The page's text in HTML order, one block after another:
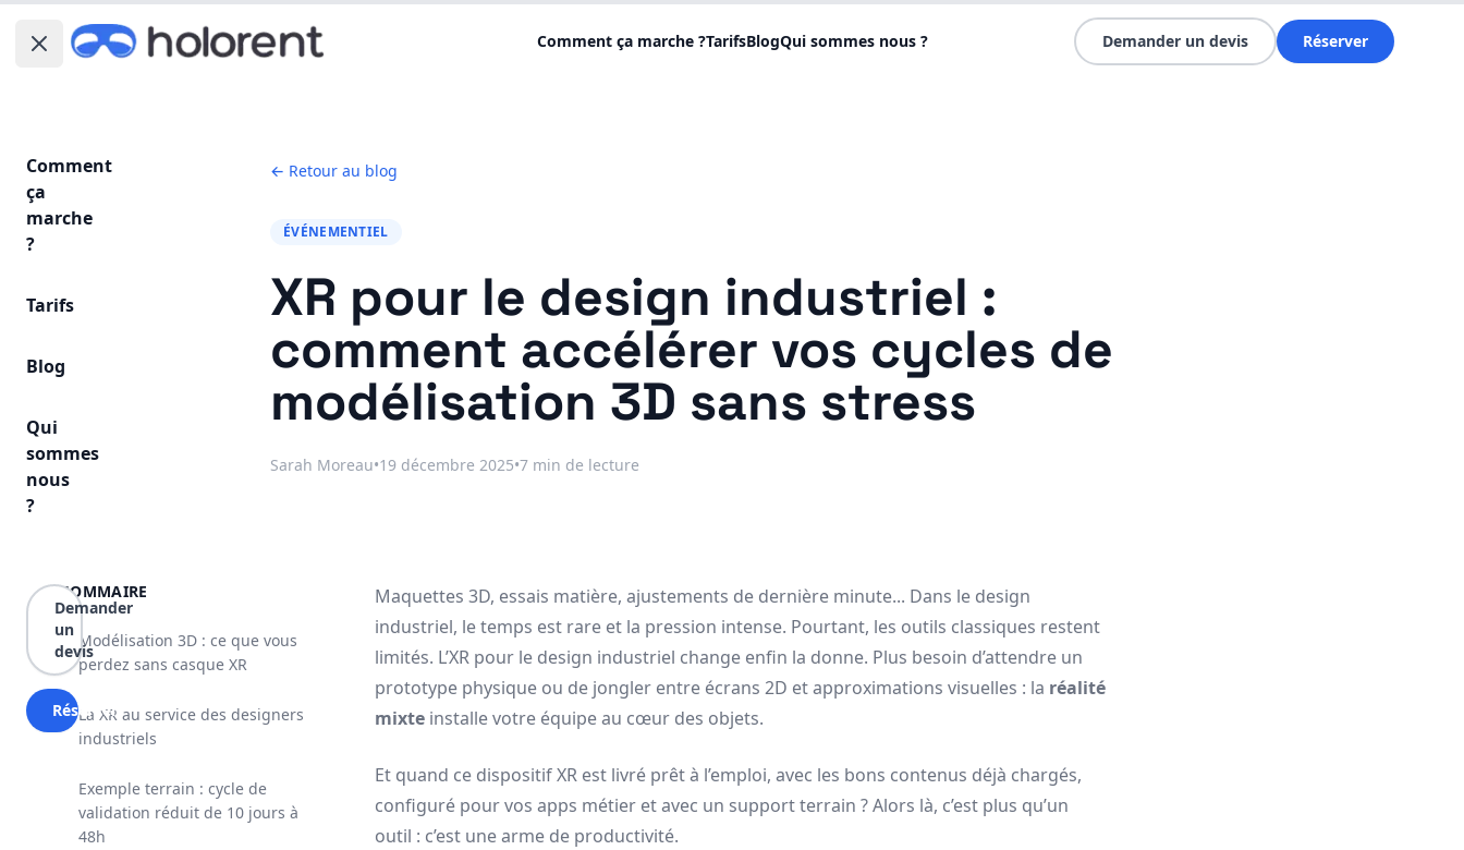
Comment ça marche ?TarifsBlogQui sommes nous ? Demander un devis Réserver
Fermer le menu
Comment
ça
marche
?
Tarifs
Blog
Qui
sommes
nous
?
Demander
un
devis
Réserver
← Retour au blog
ÉVÉNEMENTIEL
XR pour le design industriel :
comment accélérer vos cycles de
modélisation 3D sans stress
Sarah Moreau•19 décembre 2025•7 min de lecture
SOMMAIRE
Modélisation 3D : ce que vous
perdez sans casque XR
La XR au service des designers
industriels
Exemple terrain : cycle de
validation réduit de 10 jours à
48h
Maquettes 3D, essais matière, ajustements de dernière minute... Dans le design
industriel, le temps est rare et la pression intense. Pourtant, les outils classiques restent
limités. L’XR pour le design industriel change enfin la donne. Plus besoin d’attendre un
prototype physique ou de jongler entre écrans 2D et approximations visuelles : la réalité
mixte installe votre équipe au cœur des objets.
Et quand ce dispositif XR est livré prêt à l’emploi, avec les bons contenus déjà chargés,
configuré pour vos apps métier et avec un support terrain ? Alors là, c’est plus qu’un
outil : c’est une arme de productivité.